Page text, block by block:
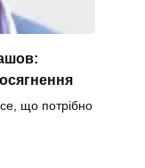
що потрібно